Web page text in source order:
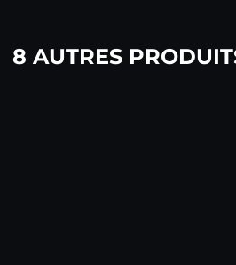
8 AUTRES